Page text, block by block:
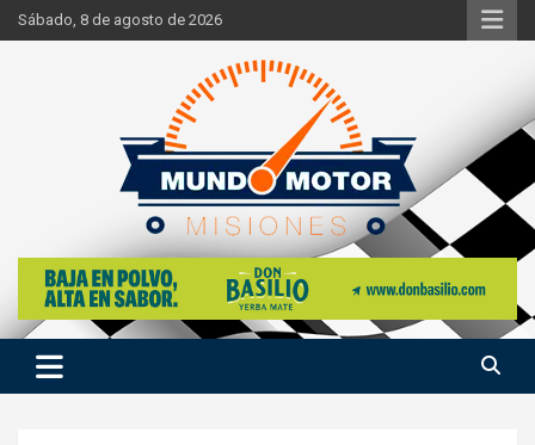
Skip
to
Sábado, 8 de agosto de 2026
Mundo Motor Misiones
Si hay ruido de motores ahí estaremos